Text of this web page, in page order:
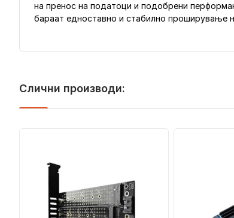
на пренос на податоци и подобрени
бараат едноставно и стабилно проширување
Слични производи: